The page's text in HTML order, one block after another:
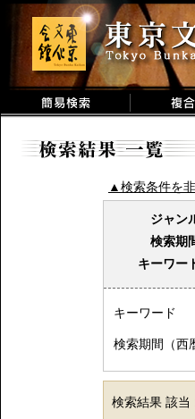
▲検索条件を
ジャン
検索期
キーワー
キーワード
検索期間（西
検索結果 該当